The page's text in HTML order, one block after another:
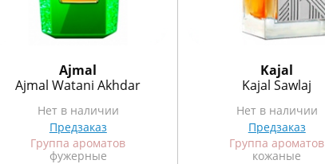
Ajmal
Ajmal Watani Akhdar
Нет в наличии
Предзаказ
Группа ароматов
фужерные
Kajal
Kajal Sawlaj
Нет в наличии
Предзаказ
Группа ароматов
кожаные